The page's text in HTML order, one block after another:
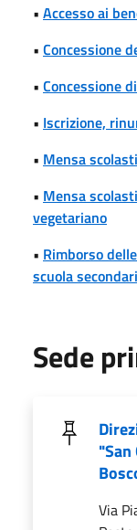
• Accesso ai
• Concessione
• Concessione
• Iscrizione,
• Mensa
• Mensa
vegetariano
• Rimborso
scuola
Sede
Via